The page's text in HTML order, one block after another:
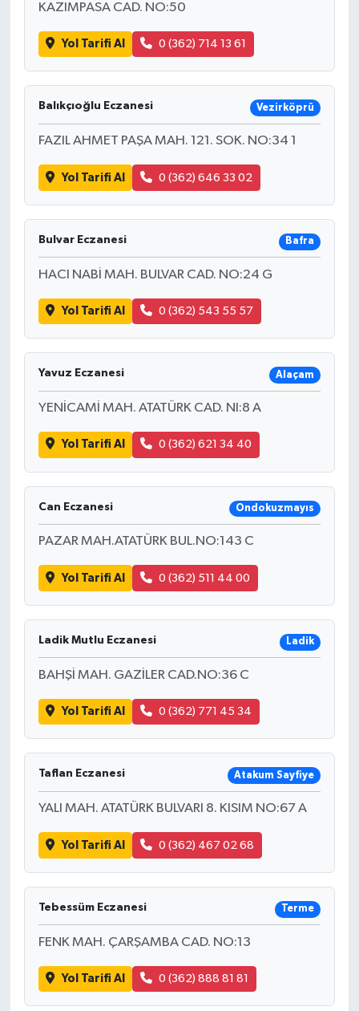
KAZIMPASA CAD. NO:50
Yol Tarifi Al 0 (362) 714 13 61
Balıkçıoğlu Eczanesi Vezirköprü
FAZIL AHMET PAŞA MAH. 121. SOK. NO:34 1
Yol Tarifi Al 0 (362) 646 33 02
Bulvar Eczanesi Bafra
HACI NABİ MAH. BULVAR CAD. NO:24 G
Yol Tarifi Al 0 (362) 543 55 57
Yavuz Eczanesi Alaçam
YENİCAMİ MAH. ATATÜRK CAD. NI:8 A
Yol Tarifi Al 0 (362) 621 34 40
Can Eczanesi Ondokuzmayıs
PAZAR MAH.ATATÜRK BUL.NO:143 C
Yol Tarifi Al 0 (362) 511 44 00
Ladik Mutlu Eczanesi Ladik
BAHŞİ MAH. GAZİLER CAD.NO:36 C
Yol Tarifi Al 0 (362) 771 45 34
Taflan Eczanesi Atakum Sayfiye
YALI MAH. ATATÜRK BULVARI 8. KISIM NO:67 A
Yol Tarifi Al 0 (362) 467 02 68
Tebessüm Eczanesi Terme
FENK MAH. ÇARŞAMBA CAD. NO:13
Yol Tarifi Al 0 (362) 888 81 81